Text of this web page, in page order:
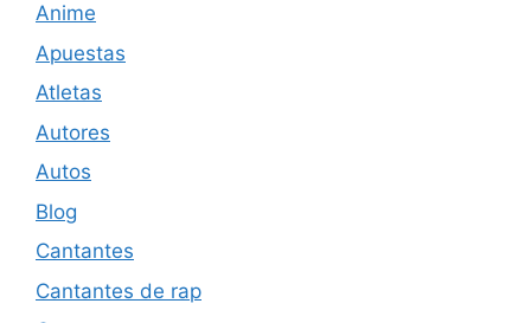
Anime
Apuestas
Atletas
Autores
Autos
Blog
Cantantes
Cantantes de rap